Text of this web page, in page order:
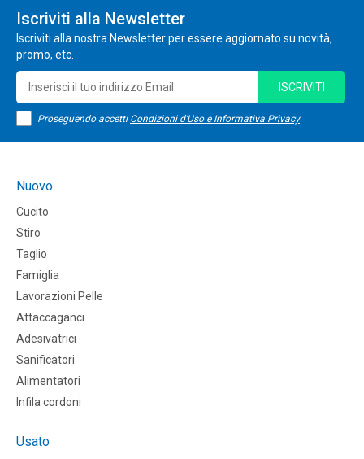
Iscriviti alla Newsletter
Iscriviti alla nostra Newsletter per essere aggiornato su novità,
promo, etc.
Proseguendo accetti Condizioni d'Uso e Informativa Privacy
ISCRIVITI
Nuovo
Cucito
Stiro
Taglio
Famiglia
Lavorazioni Pelle
Attaccaganci
Adesivatrici
Sanificatori
Alimentatori
Infila cordoni
Usato